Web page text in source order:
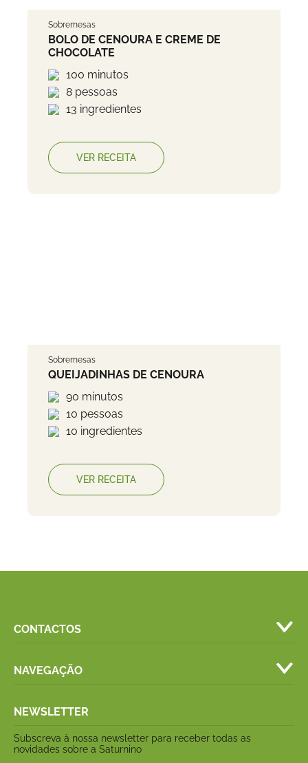
Sobremesas
BOLO DE CENOURA E CREME DE
CHOCOLATE
100 minutos
8 pessoas
13 ingredientes
VER RECEITA
Sobremesas
QUEIJADINHAS DE CENOURA
90 minutos
10 pessoas
10 ingredientes
VER RECEITA
CONTACTOS
NAVEGAÇÃO
NEWSLETTER
Subscreva à nossa newsletter para receber todas as
novidades sobre a Saturnino